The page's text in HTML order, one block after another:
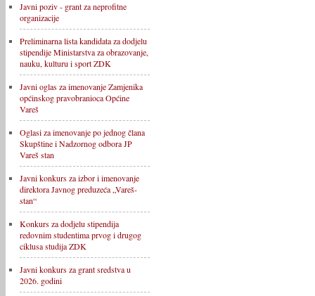
Javni poziv - grant za neprofitne
organizacije
Preliminarna lista kandidata za dodjelu
stipendije Ministarstva za obrazovanje,
nauku, kulturu i sport ZDK
Javni oglas za imenovanje Zamjenika
općinskog pravobranioca Općine
Vareš
Oglasi za imenovanje po jednog člana
Skupštine i Nadzornog odbora JP
Vareš stan
Javni konkurs za izbor i imenovanje
direktora Javnog preduzeća „Vareš-
stan“
Konkurs za dodjelu stipendija
redovnim studentima prvog i drugog
ciklusa studija ZDK
Javni konkurs za grant sredstva u
2026. godini